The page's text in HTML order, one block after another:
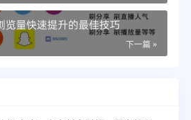
量快速提升的最佳技巧
下一篇 »